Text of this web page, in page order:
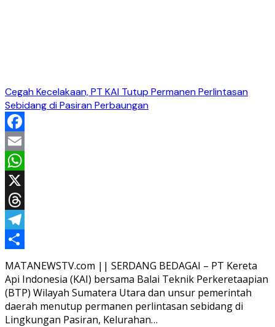
Cegah Kecelakaan, PT KAI Tutup Permanen Perlintasan
Sebidang di Pasiran Perbaungan
Facebook
Email
WhatsApp
X
Threads
Telegram
Share
MATANEWSTV.com || SERDANG BEDAGAI – PT Kereta
Api Indonesia (KAI) bersama Balai Teknik Perkeretaapian
(BTP) Wilayah Sumatera Utara dan unsur pemerintah
daerah menutup permanen perlintasan sebidang di
Lingkungan Pasiran, Kelurahan…